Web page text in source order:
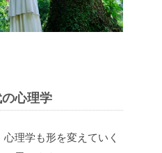
心理学
理学も形を変えていく